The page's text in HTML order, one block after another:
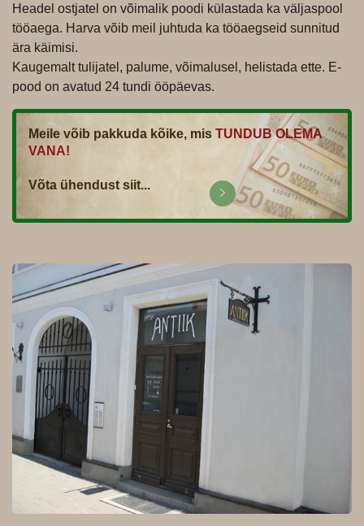
Headel ostjatel on võimalik poodi külastada ka väljaspool
tööaega. Harva võib meil juhtuda ka tööaegseid sunnitud
ära käimisi.
Kaugemalt tulijatel, palume, võimalusel, helistada ette. E-
pood on avatud 24 tundi ööpäevas.
Meile võib pakkuda kõike, mis TUNDUB OLEMA
VANA!
Võta ühendust siit...